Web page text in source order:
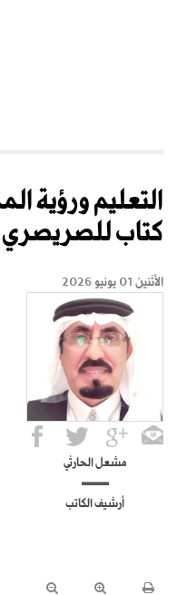
كتاب للصريصري
الأثنين 01 يونيو 2026
مشعل الحارثي
أرشيف الكاتب